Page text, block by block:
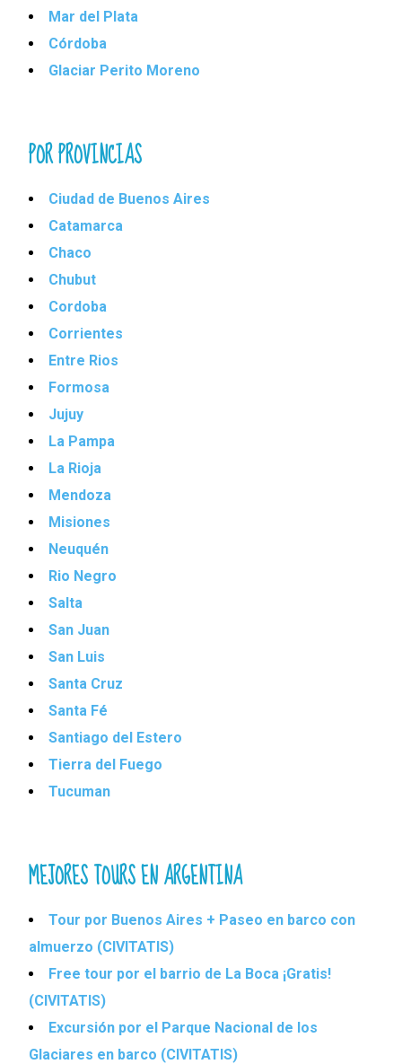
Mar del Plata
Córdoba
Glaciar Perito Moreno
POR PROVINCIAS
Ciudad de Buenos Aires
Catamarca
Chaco
Chubut
Cordoba
Corrientes
Entre Rios
Formosa
Jujuy
La Pampa
La Rioja
Mendoza
Misiones
Neuquén
Rio Negro
Salta
San Juan
San Luis
Santa Cruz
Santa Fé
Santiago del Estero
Tierra del Fuego
Tucuman
MEJORES TOURS EN ARGENTINA
Tour por Buenos Aires + Paseo en barco con
almuerzo (CIVITATIS)
Free tour por el barrio de La Boca ¡Gratis!
(CIVITATIS)
Excursión por el Parque Nacional de los
Glaciares en barco (CIVITATIS)